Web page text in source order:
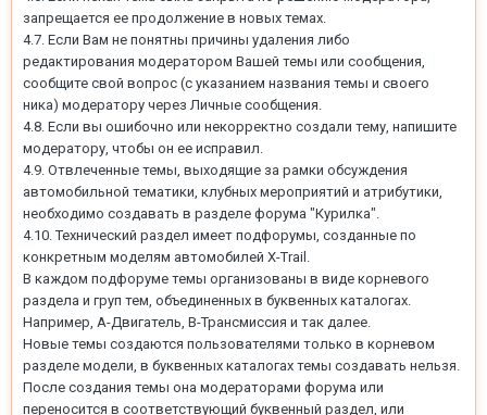
запрещается ее продолжение в новых темах.
4.7. Если Вам не понятны причины удаления либо
редактирования модератором Вашей темы или сообщения,
сообщите свой вопрос (с указанием названия темы и своего
ника) модератору через Личные сообщения.
4.8. Если вы ошибочно или некорректно создали тему, напишите
модератору, чтобы он ее исправил.
4.9. Отвлеченные темы, выходящие за рамки обсуждения
автомобильной тематики, клубных мероприятий и атрибутики,
необходимо создавать в разделе форума "Курилка".
4.10. Технический раздел имеет подфорумы, созданные по
конкретным моделям автомобилей X-Trail.
В каждом подфоруме темы организованы в виде корневого
раздела и груп тем, объединенных в буквенных каталогах.
Например, А-Двигатель, В-Трансмиссия и так далее.
Новые темы создаются пользователями только в корневом
разделе модели, в буквенных каталогах темы создавать нельзя.
После создания темы она модераторами форума или
переносится в соответствующий буквенный раздел, или